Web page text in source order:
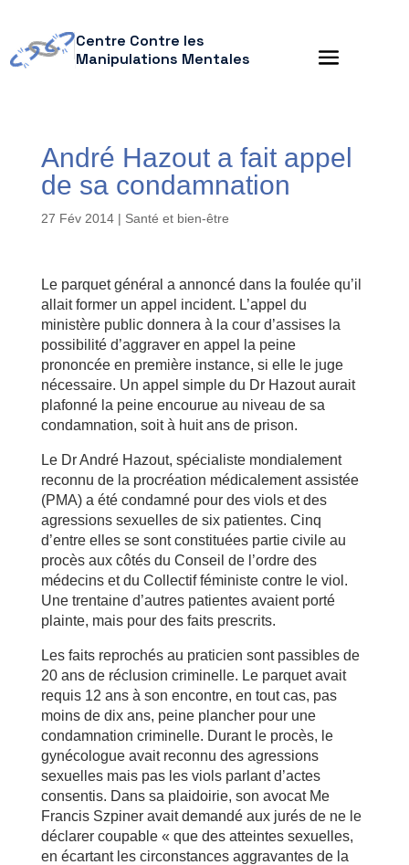
Centre Contre les
Manipulations Mentales
André Hazout a fait appel
de sa condamnation
27 Fév 2014| Santé et bien-être
Le parquet général a annoncé dans la foulée qu’il
allait former un appel incident. L’appel du
ministère public donnera à la cour d’assises la
possibilité d’aggraver en appel la peine
prononcée en première instance, si elle le juge
nécessaire. Un appel simple du Dr Hazout aurait
plafonné la peine encourue au niveau de sa
condamnation, soit à huit ans de prison.
Le Dr André Hazout, spécialiste mondialement
reconnu de la procréation médicalement assistée
(PMA) a été condamné pour des viols et des
agressions sexuelles de six patientes. Cinq
d’entre elles se sont constituées partie civile au
procès aux côtés du Conseil de l’ordre des
médecins et du Collectif féministe contre le viol.
Une trentaine d’autres patientes avaient porté
plainte, mais pour des faits prescrits.
Les faits reprochés au praticien sont passibles de
20 ans de réclusion criminelle. Le parquet avait
requis 12 ans à son encontre, en tout cas, pas
moins de dix ans, peine plancher pour une
condamnation criminelle. Durant le procès, le
gynécologue avait reconnu des agressions
sexuelles mais pas les viols parlant d’actes
consentis. Dans sa plaidoirie, son avocat Me
Francis Szpiner avait demandé aux jurés de ne le
déclarer coupable « que des atteintes sexuelles,
en écartant les circonstances aggravantes de la